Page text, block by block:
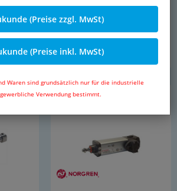
(Preise zzgl. MwSt)
(Preise inkl. MwSt)
Waren sind grundsätzlich nur für die industrielle
Verwendung bestimmt.
47 Ar­ti­kel
In­te­grier­te Zylinder-​